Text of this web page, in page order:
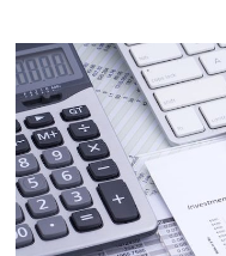
rachat
de
crédits
conso